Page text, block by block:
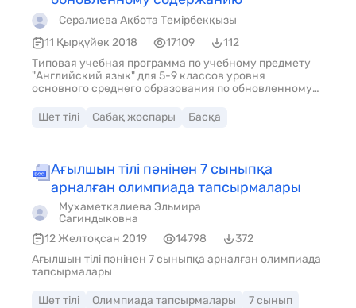
Сералиева Ақбота Темірбекқызы
11 Қырқүйек 2018
17109
112
Типовая учебная программа по учебному предмету
"Английский язык" для 5-9 классов уровня
основного среднего образования по обновленному
Шет тілі
Сабақ жоспары Басқа
Ағылшын тілі пәнінен 7 сыныпқа
арналған олимпиада тапсырмалары
Мухаметкалиева Эльмира
Сагиндыковна
12 Желтоқсан 2019
14798
372
Ағылшын тілі пәнінен 7 сыныпқа арналған олимпиада
тапсырмалары
Шет тілі Олимпиада тапсырмалары 7 сынып